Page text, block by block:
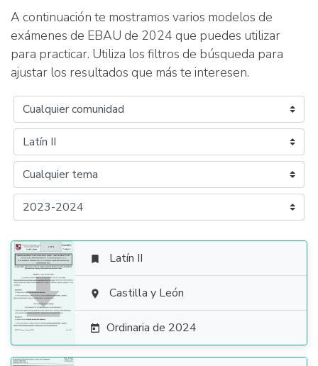
A continuación te mostramos varios modelos de
exámenes de EBAU de 2024 que puedes utilizar
para practicar. Utiliza los filtros de búsqueda para
ajustar los resultados que más te interesen.

 Latín II
 Castilla y León
 Ordinaria de 2024